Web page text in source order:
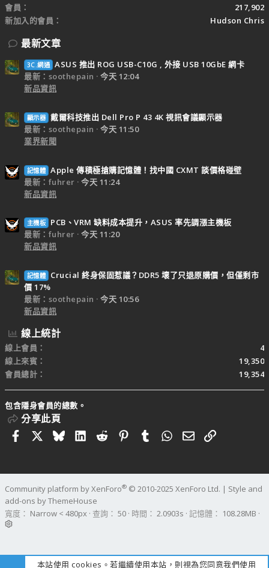
會員
217,902
新加入的會員
Hudson Chris
最新文章
3C.網通 ASUS 推出 ROG USB-C10G , 外接 USB 10GbE 網卡
最新：soothepain
今天 12:04
新品資訊
顯示器 戴爾科技推出 Dell Pro P 43 4K 視訊會議顯示器
最新：soothepain
今天 11:50
業界新聞
記憶體 Apple 傳積極搶購記憶體！找中國 CXMT 談價格碰壁
最新：fuhrer
今天 11:24
新品資訊
主機板
PCB、VRM 缺料成本提升，ASUS 率先調漲主機板
最新：fuhrer
今天 11:20
新品資訊
記憶體
Crucial 終身保固惹議？DDR5 壞了只退原購價，但僅剩市
價 17%
最新：soothepain
今天 10:56
新品資訊
線上統計
線上會員
4
線上來賓
19,350
會員總計
19,354
包含隱身會員的總數。
分享此頁
FacebookBlueskyLinkedIn
RedditPinterestTumblrWhatsApp
電子郵件
連結
Community platform by XenForo® © 2010-2025 XenForo Ltd. | Style and
add-ons by ThemeHouse
寬度
查詢 50 時間 2.0903s 記憶體 108.28MB
本站使用 cookies。若繼續使用本站，則視為您同意我們使用